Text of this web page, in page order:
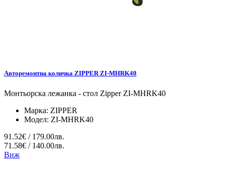
Авторемонтна количка ZIPPER ZI-MHRK40
Монтьорска лежанка - стол Zipper ZI-MHRK40
Марка: ZIPPER
Модел: ZI-MHRK40
91.52€ / 179.00лв.
71.58€ / 140.00лв.
Виж